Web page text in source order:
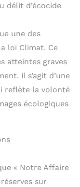
délit d’écocide
une des
loi Climat. Ce
atteintes graves
Il s’agit d’une
reflète la volonté
écologiques
« Notre Affaire
sur